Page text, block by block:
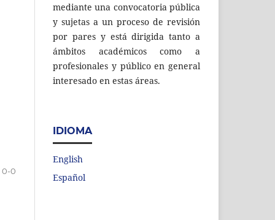
0-0
mediante una convocatoria pública
y sujetas a un proceso de revisión
por pares y está dirigida tanto a
ámbitos académicos como a
profesionales y público en general
interesado en estas áreas.
IDIOMA
English
Español